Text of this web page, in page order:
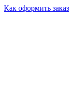
Как оформить заказ